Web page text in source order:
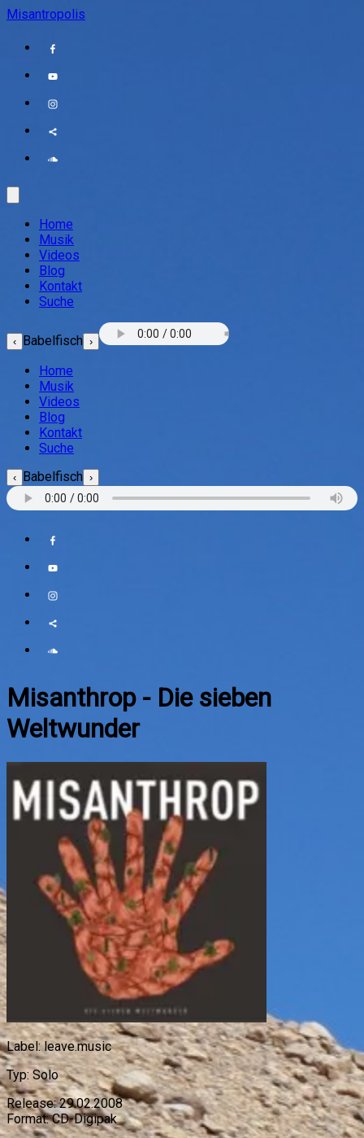
Misantropolis
Home
Musik
Videos
Blog
Kontakt
Suche
‹ Babelfisch ›
Home
Musik
Videos
Blog
Kontakt
Suche
‹ Babelfisch ›
Misanthrop- Die sieben
Weltwunder
Label: leave.music
Typ: Solo
Release: 29.02.2008
Format: CD-Digipak